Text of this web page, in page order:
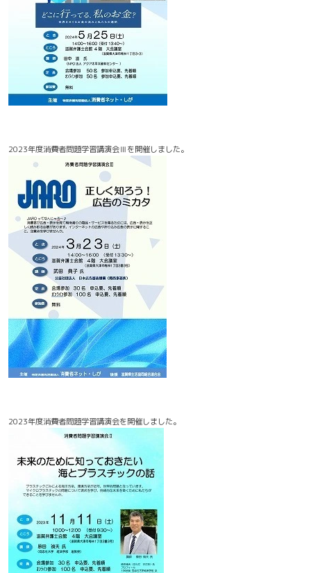
2023年度消費者問題学習講演会Ⅲを開催しました。
2023年度消費者問題学習講演会を開催しました。